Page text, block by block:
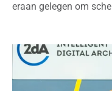
eraan gelegen om